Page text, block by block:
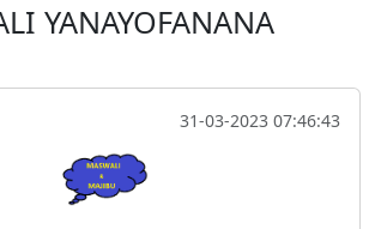
YANAYOFANANA
31-03-2023 07:46:43